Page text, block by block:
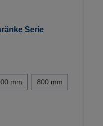
Serie
mm 800 mm